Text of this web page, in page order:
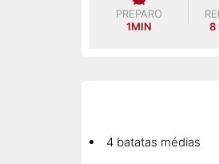
PREPARO
1MIN
8
4 batatas médias